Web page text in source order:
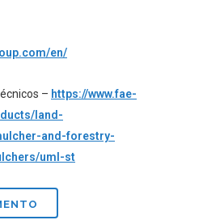
en/
– https://www.fae-
land-
and-forestry-
uml-st